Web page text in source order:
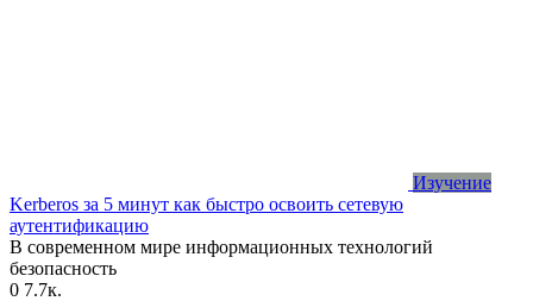
Изучение
Kerberos за 5 минут как быстро освоить сетевую
аутентификацию
В современном мире информационных технологий
безопасность
0 7.7к.